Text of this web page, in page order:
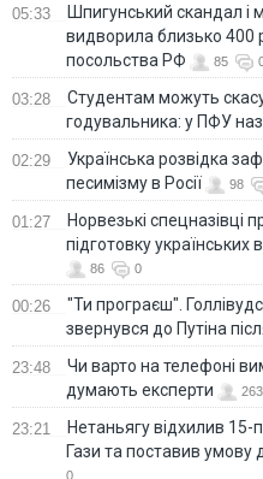
05:33
Шпигунський скандал і
видворила близько 400
посольства РФ
85
03:28
Студентам можуть
годувальника: у ПФУ
02:29
Українська розвідка
песимізму в Росії
98
01:27
Норвезькі спецназівці
підготовку
86 0
00:26
"Ти програєш".
звернувся до Путіна
23:48
Чи варто на телефонi
думають експерти
23:21
Нетаньягу відхилив
Гази та поставив умову
0